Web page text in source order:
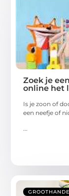
Zoek je
online het
Is je zoon of
een neefje of
...